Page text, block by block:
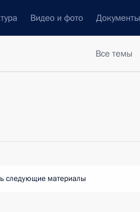
Видео и фото Документы
Все темы
следующие материалы